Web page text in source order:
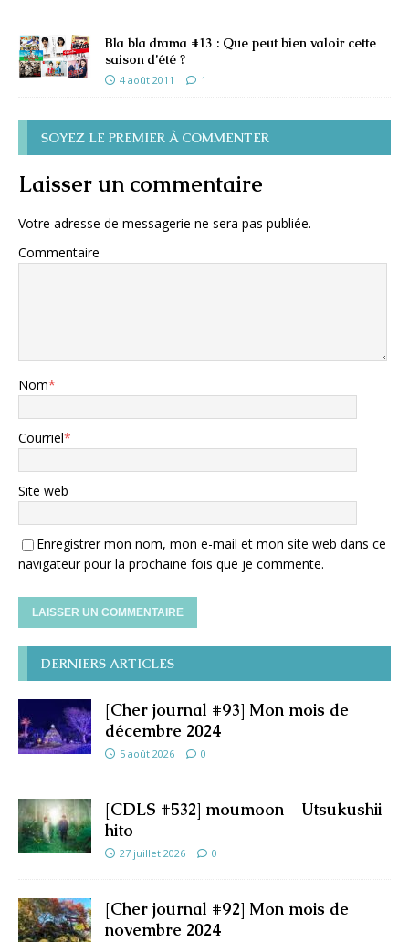
Bla bla drama #13 : Que peut bien valoir cette
saison d’été ?
4 août 2011 1
SOYEZ LE PREMIER À COMMENTER
Laisser un commentaire
Votre adresse de messagerie ne sera pas publiée.
Commentaire
Nom*
Courriel*
Site web
Enregistrer mon nom, mon e-mail et mon site web dans ce
navigateur pour la prochaine fois que je commente.
DERNIERS ARTICLES
[Cher journal #93] Mon mois de
décembre 2024
5 août 2026 0
[CDLS #532] moumoon – Utsukushii
hito
27 juillet 2026 0
[Cher journal #92] Mon mois de
novembre 2024